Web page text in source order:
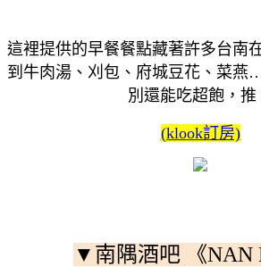
這裡提供的早餐餐點藏著許多台南
到牛肉湯、刈包、府城豆花、菜燕
別還能吃超飽，推
(klook訂房)
▼南隅酒吧 《NAN